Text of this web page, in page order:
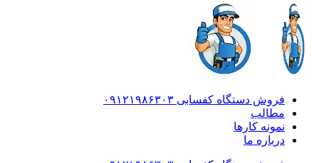
فروش دستگاه کفسابی ۰۹۱۲۱۹۸۶۳۰۳
مطالب
نمونه کارها
درباره ما